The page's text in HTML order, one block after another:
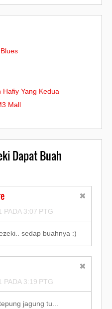
Hafiy Yang Kedua
Mall
Dapat Buah
PADA 3:07 PTG
sedap buahnya :)
PADA 3:19 PTG
jagung tu...